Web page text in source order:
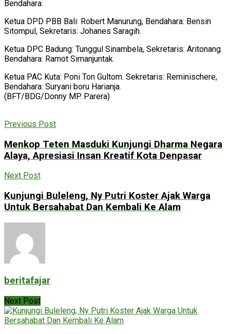
Bendahara:
Ketua DPD PBB Bali: Robert Manurung, Bendahara: Bensin
Sitompul, Sekretaris: Johanes Saragih.
Ketua DPC Badung: Tunggul Sinambela, Sekretaris: Aritonang.
Bendahara: Ramot Simanjuntak.
Ketua PAC Kuta: Poni Ton Gultom. Sekretaris: Reminischere,
Bendahara: Suryani boru Harianja.
(BFT/BDG/Donny MP. Parera)
Previous Post
Menkop Teten Masduki Kunjungi Dharma Negara
Alaya, Apresiasi Insan Kreatif Kota Denpasar
Next Post
Kunjungi Buleleng, Ny Putri Koster Ajak Warga
Untuk Bersahabat Dan Kembali Ke Alam
beritafajar
Next Post